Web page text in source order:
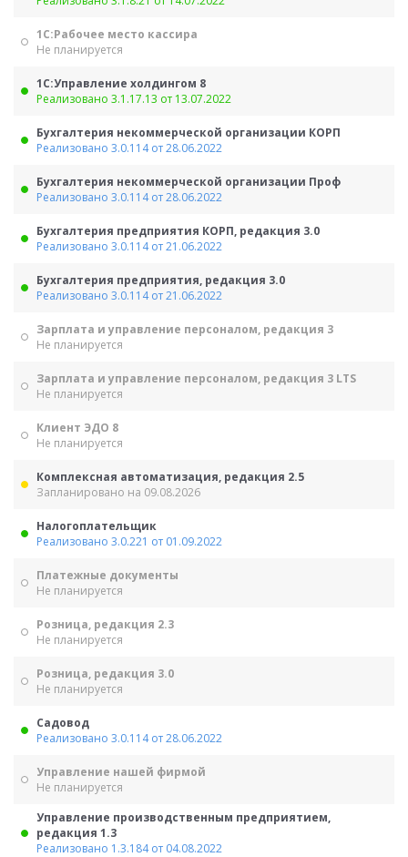
1С:Рабочее место кассира
Не планируется
1С:Управление холдингом 8
Реализовано 3.1.17.13 от 13.07.2022
Бухгалтерия некоммерческой организации КОРП
Реализовано 3.0.114 от 28.06.2022
Бухгалтерия некоммерческой организации Проф
Реализовано 3.0.114 от 28.06.2022
Бухгалтерия предприятия КОРП, редакция 3.0
Реализовано 3.0.114 от 21.06.2022
Бухгалтерия предприятия, редакция 3.0
Реализовано 3.0.114 от 21.06.2022
Зарплата и управление персоналом, редакция 3
Не планируется
Зарплата и управление персоналом, редакция 3 LTS
Не планируется
Клиент ЭДО 8
Не планируется
Комплексная автоматизация, редакция 2.5
Запланировано на 09.08.2026
Налогоплательщик
Реализовано 3.0.221 от 01.09.2022
Платежные документы
Не планируется
Розница, редакция 2.3
Не планируется
Розница, редакция 3.0
Не планируется
Садовод
Реализовано 3.0.114 от 28.06.2022
Управление нашей фирмой
Не планируется
Управление производственным предприятием,
редакция 1.3
Реализовано 1.3.184 от 04.08.2022